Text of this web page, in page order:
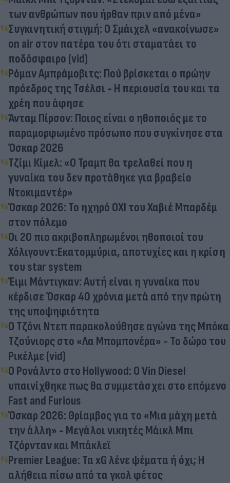
των ανθρώπων που ήρθαν πριν από μένα»
Συγκινητική στιγμή: Ο Σμάιχελ «ανακοίνωσε»
on air στον πατέρα του ότι σταματάει το
ποδόσφαιρο (vid)
Ρόμαν Αμπράμοβιτς: Πού βρίσκεται ο πρώην
πρόεδρος της Τσέλσι - Η περιουσία του και τα
χρέη που άφησε
Άνταμ Πίρσον: Ποιος είναι ο ηθοποιός με το
παραμορφωμένο πρόσωπο που συγκίνησε στα
Όσκαρ 2026
Τζίμι Κίμελ: «Ο Τραμπ θα τρελαθεί που η
γυναίκα του δεν προτάθηκε για βραβείο
Ντοκιμαντέρ»
Όσκαρ 2026: Το ηχηρό ΟΧΙ του Χαβιέ Μπαρδέμ
στον πόλεμο
Οι 20 πιο ακριβοπληρωμένοι ηθοποιοί του
Χόλιγουντ:Εκατομμύρια, αποτυχίες και η κρίση
του star system
Έιμι Μάντιγκαν: Αυτή είναι η γυναίκα που
κέρδισε Όσκαρ 40 χρόνια μετά από την πρώτη
της υποψηφιότητα
Ο Τζόνι Ντεπ παρακολούθησε αγώνα της Μπόκα
Τζούνιορς στο «Λα Μπομπονέρα» - Το δώρο του
Ρικέλμε (vid)
Ο Ρονάλντο στο Hollywood: Ο Vin Diesel
υπαινίχθηκε πως θα συμμετάσχει στο επόμενο
Fast and Furious
Όσκαρ 2026: Θρίαμβος για το «Μια μάχη μετά
την άλλη» - Μεγάλοι νικητές Μάικλ Μπι
Τζόρνταν και Μπάκλεϊ
Premier League: Τα xG λένε ψέματα ή όχι; Η
αλήθεια πίσω από τα γκολ φέτος